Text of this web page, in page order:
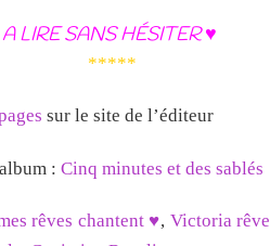
A LIRE SANS HÉSITER ♥
*****
sur le site de l’éditeur
: Cinq minutes et des sablés
rêves chantent ♥, Victoria rêve